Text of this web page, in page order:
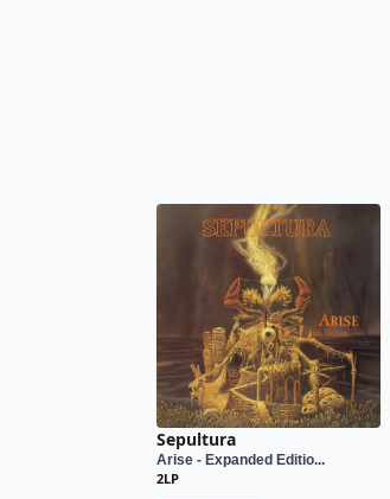
Sepultura
Arise - Expanded Editio...
2LP